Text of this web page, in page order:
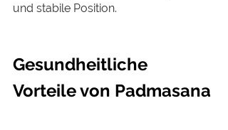
und stabile Position.
Gesundheitliche
Vorteile von Padmasana